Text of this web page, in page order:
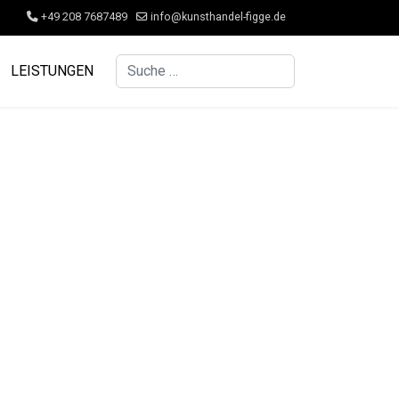
+49 208 7687489 info@kunsthandel-figge.de
LEISTUNGEN Suchen